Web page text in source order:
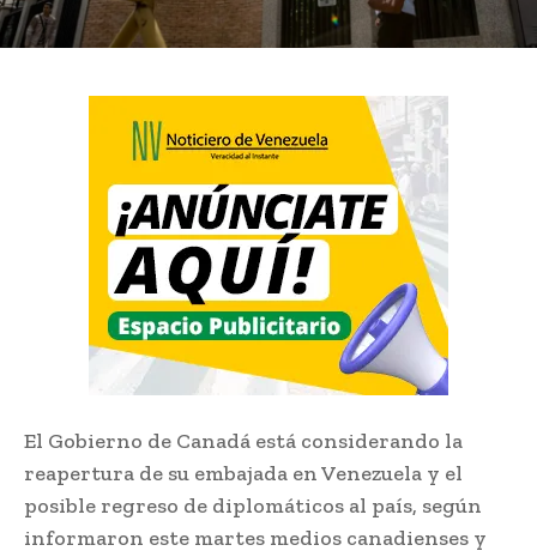
El Gobierno de Canadá está considerando la
reapertura de su embajada en Venezuela y el
posible regreso de diplomáticos al país, según
informaron este martes medios canadienses y